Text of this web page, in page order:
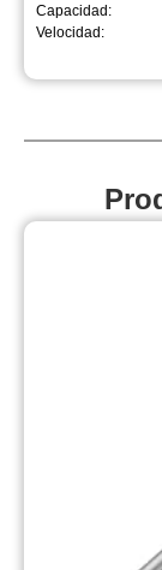
Capacidad:
Velocidad: